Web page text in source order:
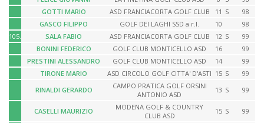
GOTTI MARIO
ASD FRANCIACORTA GOLF CLUB 11 S
98
GASCO FILIPPO
GOLF DEI LAGHI SSD a r.l. 10
98
105.
SALA FABIO ASD FRANCIACORTA GOLF CLUB 12 S
99
BONINI FEDERICO
GOLF CLUB MONTICELLO ASD 16
99
PRESTINI ALESSANDRO
GOLF CLUB MONTICELLO ASD 14
99
TIRONE MARIO
ASD CIRCOLO GOLF CITTA' D'ASTI 15 S
99
RINALDI GERARDO
CAMPO PRATICA GOLF ORSINI
ANTONIO ASD
13 S 99
CASELLI MAURIZIO
MODENA GOLF & COUNTRY
CLUB ASD
15 S 99